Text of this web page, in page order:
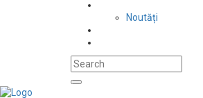
Noutăți